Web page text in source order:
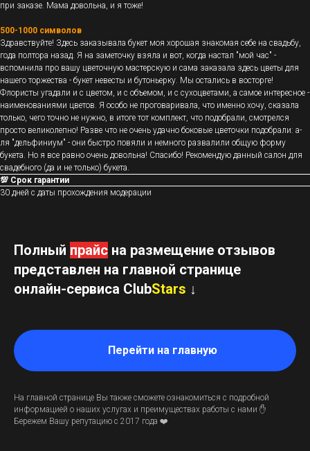
при заказе. Мама довольна, и я тоже!
500-1000 символов
Здравствуйте! Здесь заказывала букет моя хорошая знакомая себе на свадьбу,
года полтора назад. Я на заметочку взяла и вот, когда настал "мой час" -
вспомнила про вашу цветочную мастерскую и сама заказала здесь цветы для
нашего торжества - букет невесты и бутоньерку. Мы остались в восторге!
Флористы угадали и с цветом, и с объемом, и с сухоцветами, а самое интересное -
наименованиями цветов. Я особо не проговаривала, что именно хочу, сказала
только, чего точно не нужно, в итоге тот комплект, что подобрали, смотрелся
просто великолепно! Разве что не очень удачно боковые цветочки подобрали: а-
ля "дельфиниум" - они быстро повяли и немного развалили общую форму
букета. Но я все равно очень довольна! Спасибо! Рекомендую данный салон для
свадебного (да и не только) букета.
💯 Срок гарантии
30 дней с даты прохождения модерации
Полный прайс на размещение отзывов
представлен на главной странице
онлайн-сервиса ClubStars ↓
Перейти на главную
На главной странице Вы также сможете ознакомиться с подробной
информацией о наших услугах и преимуществах работы с нами ✋
Бережем Вашу репутацию с 2017 года ❤️